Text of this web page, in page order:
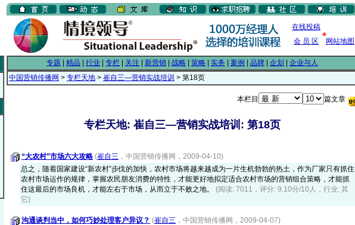
在线投稿
会 员 区
网站地图
专题 精品 行业 专栏 关注 新营销 战略 策略 实务 案例 品牌 企划
企业与人
中国营销传播网 > 专栏天地 > 崔自三—营销实战培训 > 第18页
本栏目 篇文章
专栏天地: 崔自三—营销实战培训: 第18页
“大农村”市场六大攻略 (崔自三 ，中国营销传播网，2009-04-10)
总之，随着国家建设“新农村”步伐的加快，农村市场将越来越成为一片生机勃勃的热土，作为厂家只有抓住
农村市场运作的规律，掌握农民朋友消费的特性，才能更好地拟定适合农村市场的营销组合策略，才能抓
住这最后的市场良机，才能左右于市场，从而立于不败之地。 (阅读: 7011，评分: 9.10分/10人，行业: 其
它)
沟通谈判当中，如何巧妙处理客户异议？ (崔自三 ，中国营销传播网，2009-04-07)